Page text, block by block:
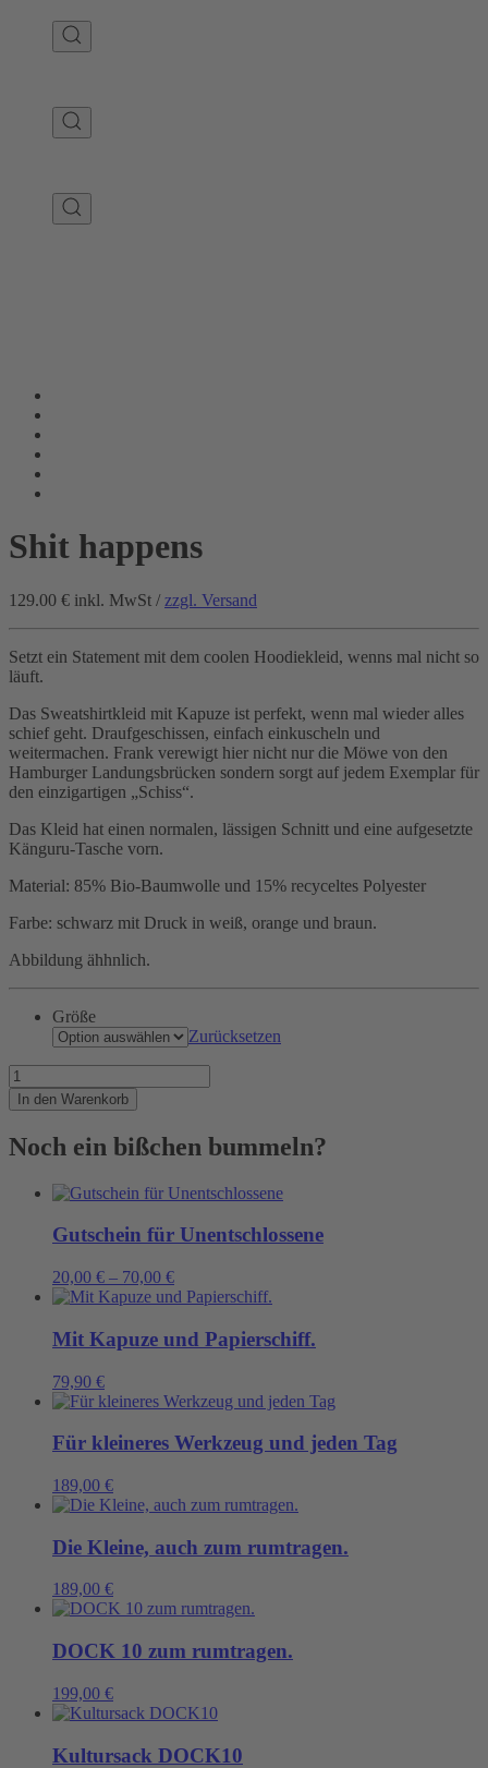
Shit happens
129.00 € inkl. MwSt / zzgl. Versand
Setzt ein Statement mit dem coolen Hoodiekleid, wenns mal nicht so
läuft.
Das Sweatshirtkleid mit Kapuze ist perfekt, wenn mal wieder alles
schief geht. Draufgeschissen, einfach einkuscheln und
weitermachen. Frank verewigt hier nicht nur die Möwe von den
Hamburger Landungsbrücken sondern sorgt auf jedem Exemplar für
den einzigartigen „Schiss“.
Das Kleid hat einen normalen, lässigen Schnitt und eine aufgesetzte
Känguru-Tasche vorn.
Material: 85% Bio-Baumwolle und 15% recyceltes Polyester
Farbe: schwarz mit Druck in weiß, orange und braun.
Abbildung ähhnlich.
Größe
Zurücksetzen
Shit
happens
Menge
In den Warenkorb
Noch ein bißchen bummeln?
Gutschein für Unentschlossene
20,00 € – 70,00 €
Mit Kapuze und Papierschiff.
79,90 €
Für kleineres Werkzeug und jeden Tag
189,00 €
Die Kleine, auch zum rumtragen.
189,00 €
DOCK 10 zum rumtragen.
199,00 €
Kultursack DOCK10